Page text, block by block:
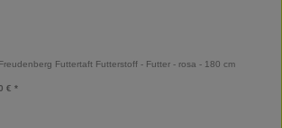
Futtertaft Futterstoff - Futter - rosa - 180 cm
€ *